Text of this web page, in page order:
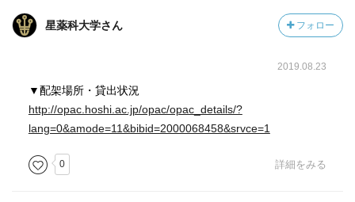
星薬科大学さん フォロー
2019.08.23
▼配架場所・貸出状況
http://opac.hoshi.ac.jp/opac/opac_details/?
lang=0&amode=11&bibid=2000068458&srvce=1
0 詳細をみる